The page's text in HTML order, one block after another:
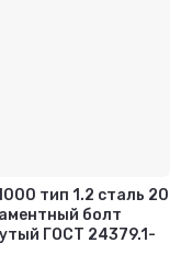
тип 1.2 сталь 20
болт
ГОСТ 24379.1-